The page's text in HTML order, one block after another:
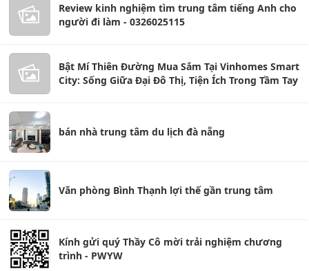
Review kinh nghiệm tìm trung tâm tiếng Anh cho
người đi làm - 0326025115
Bật Mí Thiên Đường Mua Sắm Tại Vinhomes Smart
City: Sống Giữa Đại Đô Thị, Tiện Ích Trong Tầm Tay
bán nhà trung tâm du lịch đà nẵng
Văn phòng Bình Thạnh lợi thế gần trung tâm
Kính gửi quý Thầy Cô mời trải nghiệm chương
trình - PWYW